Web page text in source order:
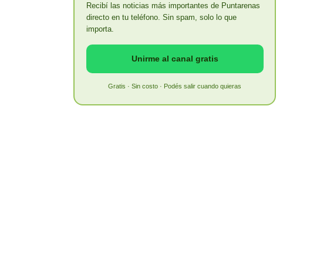
Recibí las noticias más importantes de Puntarenas
directo en tu teléfono. Sin spam, solo lo que
importa.
Unirme al canal gratis
Gratis · Sin costo · Podés salir cuando quieras